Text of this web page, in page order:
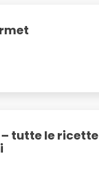
tutte le ricette